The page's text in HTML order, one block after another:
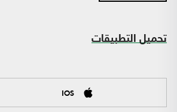
تحميل التطبيقات
IOS